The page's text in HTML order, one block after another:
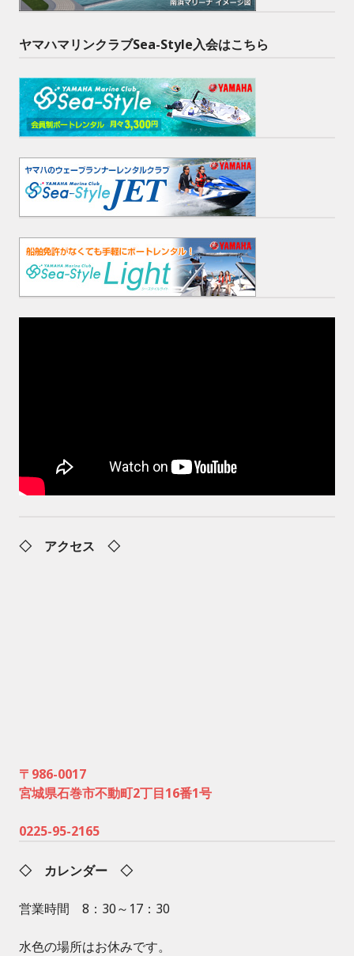
ヤマハマリンクラブSea-Style入会はこちら
◇ アクセス ◇
〒986-0017
宮城県石巻市不動町2丁目16番1号
0225-95-2165
◇ カレンダー ◇
営業時間 8：30～17：30
水色の場所はお休みです。